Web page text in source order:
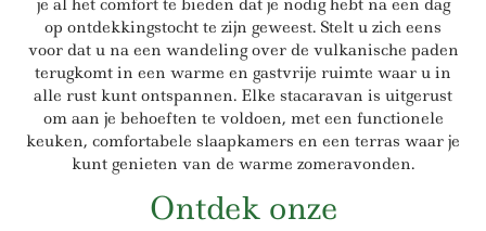
op ontdekkingstocht te zijn geweest. Stelt u zich eens
voor dat u na een wandeling over de vulkanische paden
terugkomt in een warme en gastvrije ruimte waar u in
alle rust kunt ontspannen. Elke stacaravan is uitgerust
om aan je behoeften te voldoen, met een functionele
keuken, comfortabele slaapkamers en een terras waar je
kunt genieten van de warme zomeravonden.
Ontdek onze